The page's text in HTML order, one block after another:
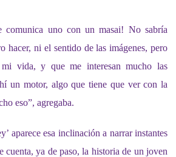
comunica uno con un masai! No sabría
hacer,ni el sentido de las imágenes, pero
vida, y que me interesan mucho las
un motor, algo que tiene que ver con la
eso”, agregaba.
aparece esa inclinación a narrar instantes
cuenta, ya de paso, la historia de un joven